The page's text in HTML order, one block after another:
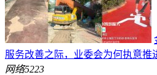
服务改善之际，业委会为何执意推
网络5223